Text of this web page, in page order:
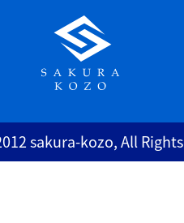
sakura-kozo, All